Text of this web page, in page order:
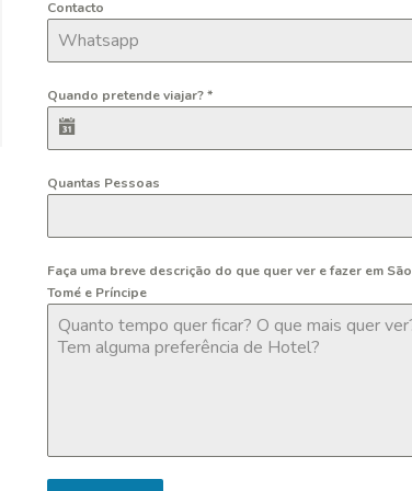
Contacto
Quando pretende viajar?*
Quantas Pessoas
Faça uma breve descrição do que quer ver e fazer em São
Tomé e Príncipe